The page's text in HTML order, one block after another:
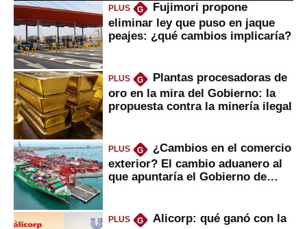
PLUS G
Fujimori propone
eliminar ley que puso en jaque
peajes: ¿qué cambios implicaría?
PLUS G
Plantas procesadoras de
oro en la mira del Gobierno: la
propuesta contra la minería ilegal
PLUS G
¿Cambios en el comercio
exterior? El cambio aduanero al
que apuntaría el Gobierno de
PLUS G
Alicorp: qué ganó con la